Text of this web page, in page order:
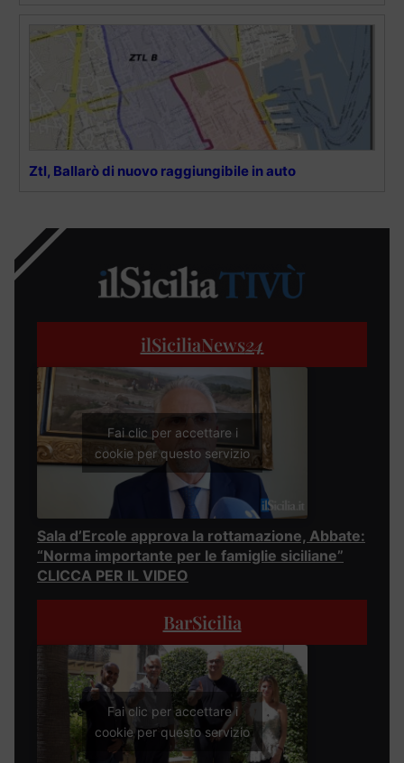
Ztl, Ballarò di nuovo raggiungibile in auto
ilSiciliaNews24
Fai clic per accettare i
cookie per questo servizio
Sala d’Ercole approva la rottamazione, Abbate:
“Norma importante per le famiglie siciliane”
CLICCA PER IL VIDEO
BarSicilia
Fai clic per accettare i
cookie per questo servizio